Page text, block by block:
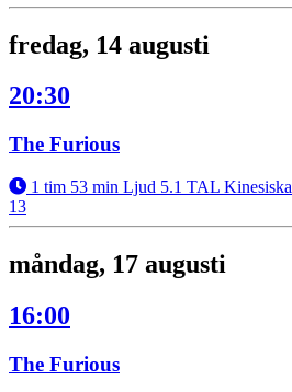
fredag, 14 augusti
20:30
The Furious
1 tim 53 min Ljud 5.1 TAL Kinesiska
13
måndag, 17 augusti
16:00
The Furious